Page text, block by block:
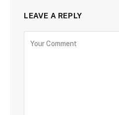
LEAVE A REPLY